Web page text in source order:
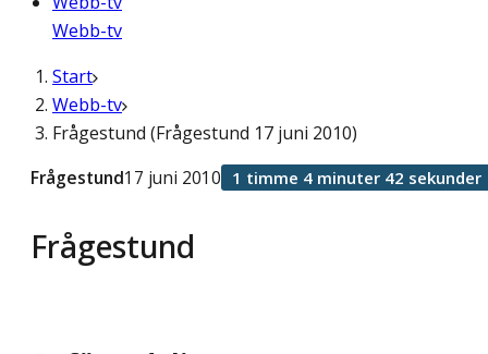
Webb-tv
Start
Webb-tv
Frågestund (Frågestund 17 juni 2010)
Frågestund
Frågestund17 juni 2010 1 timme 4 minuter 42 sekunder